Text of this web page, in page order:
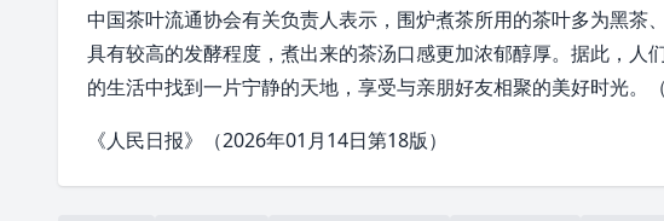
中国茶叶流通协会有关负责人表示，围炉煮茶所用的茶叶多为黑茶
具有较高的发酵程度，煮出来的茶汤口感更加浓郁醇厚。据此，人
的生活中找到一片宁静的天地，享受与亲朋好友相聚的美好时光。
《人民日报》（2026年01月14日第18版）